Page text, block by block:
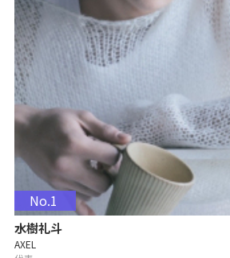
No.1
水樹礼斗
AXEL